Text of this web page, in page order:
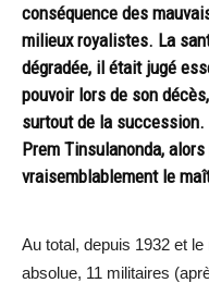
conséquence des
milieux royalistes. La
dégradée, il était jugé
pouvoir lors de son
surtout de la succession.
Prem Tinsulanonda,
vraisemblablement le
Au total, depuis 1932 et
absolue, 11 militaires